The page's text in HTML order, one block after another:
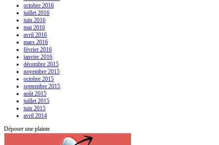
octobre 2016
juillet 2016
juin 2016
mai 2016
avril 2016
mars 2016
février 2016
janvier 2016
décembre 2015
novembre 2015
octobre 2015
septembre 2015
août 2015
juillet 2015
juin 2015
avril 2014
Déposer une plainte